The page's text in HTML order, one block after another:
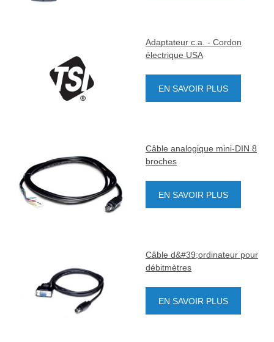
Adaptateur c.a. - Cordon
électrique USA
EN SAVOIR PLUS
Câble analogique mini-DIN 8
broches
EN SAVOIR PLUS
Câble d&#39;ordinateur pour
débitmètres
EN SAVOIR PLUS